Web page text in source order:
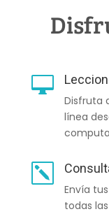

Disfruta
línea
k
Envía
todas